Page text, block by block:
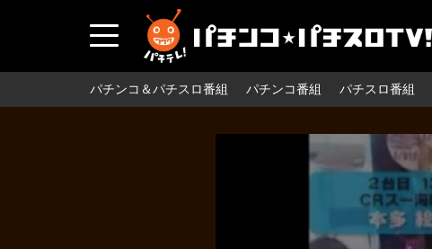
パチンコ＆パチスロ番組 パチンコ番組 パチスロ番組